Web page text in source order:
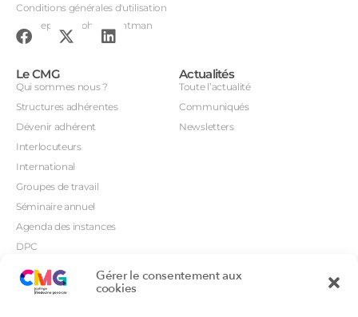
Gérer le consentement aux
cookies
Conditions générales d'utilisation
Conception : John Brightman
Le CMG
Qui sommes nous ?
Structures adhérentes
Dévenir adhérent
Interlocuteurs
International
Groupes de travail
Séminaire annuel
Agenda des instances
DPC
Orientations prioritaires
Actualités
Toute l’actualité
Communiqués
Newsletters